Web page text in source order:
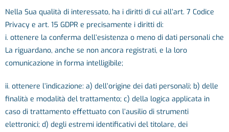
Nella Sua qualità di interessato, ha i diritti di cui all’art. 7 Codice
Privacy e art. 15 GDPR e precisamente i diritti di:
i. ottenere la conferma dell’esistenza o meno di dati personali che
La riguardano, anche se non ancora registrati, e la loro
comunicazione in forma intelligibile;
ii. ottenere l’indicazione: a) dell’origine dei dati personali; b) delle
finalità e modalità del trattamento; c) della logica applicata in
caso di trattamento effettuato con l’ausilio di strumenti
elettronici; d) degli estremi identificativi del titolare, dei